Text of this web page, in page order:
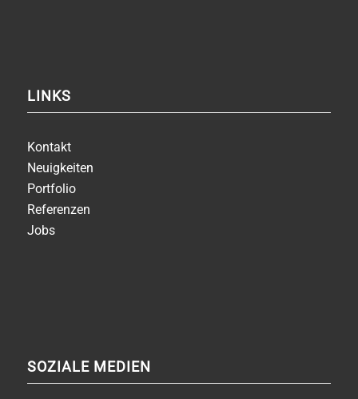
LINKS
Kontakt
Neuigkeiten
Portfolio
Referenzen
Jobs
SOZIALE MEDIEN